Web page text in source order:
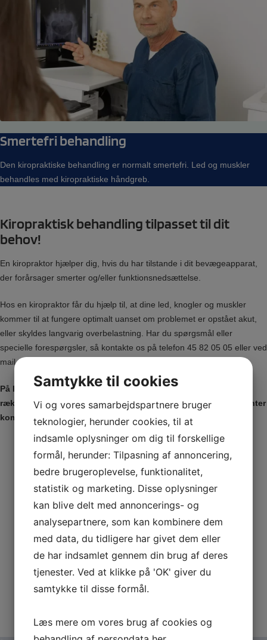
Smertefri behandling
Den kiropraktiske behandling er normalt smertefri. Led og muskler
behandles med kiropraktiske håndgreb.
Kiropraktisk behandling tilpasset til dit
behov!
En kiropraktor hjælper dig, hvis du har tilstande i dit bevægeapparat,
der forårsager smerter og/eller funktionsnedsættelse.
Hos en kiropraktor får du hjælp til, at dine led, knogler og muskler
kommer til at fungere optimalt uanset om problemet er opstået akut,
eller skyldes langvarig overbelastning. Har du spørgsmål eller
specielle forespørgsler, så kontakte os på telefon 45 82 05 05 eller ved
mail os via hjemmesidens kontaktformular.
På Kiropraktor Informations hjemmeside er der samlet en lang
række beskrivelser af de mest almindelige skader, vores patienter
kommer med, og du er velkommen til at læse mere om:
Frossen skulder
Tennisalbue
Skuldersmerter
Migræne
Ledsmerter
Lændesmerter
Knæsmerter
Iskias
Hold i nakken
Diskusprolaps
Samtykke til cookies
Vi og vores samarbejdspartnere bruger
teknologier, herunder cookies, til at
indsamle oplysninger om dig til forskellige
formål, herunder: Tilpasning af annoncering,
bedre brugeroplevelse, funktionalitet,
statistik og marketing. Disse oplysninger
kan blive delt med annoncerings- og
analysepartnere, som kan kombinere dem
med data, du tidligere har givet dem eller
de har indsamlet gennem din brug af deres
tjenester. Ved at klikke på 'OK' giver du
samtykke til disse formål.
Læs mere om vores brug af cookies og